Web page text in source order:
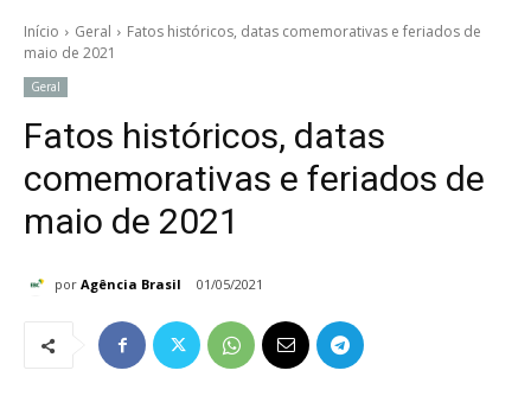
Início Geral
Fatos históricos, datas comemorativas e feriados de
maio de 2021
Geral
Fatos históricos, datas
comemorativas e feriados de
maio de 2021
por Agência Brasil 01/05/2021